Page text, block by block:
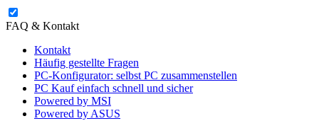
FAQ & Kontakt
Kontakt
Häufig gestellte Fragen
PC-Konfigurator: selbst PC zusammenstellen
PC Kauf einfach schnell und sicher
Powered by MSI
Powered by ASUS